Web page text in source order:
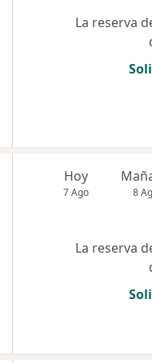
La reserva
Hoy
7 Ago 8
La reserva